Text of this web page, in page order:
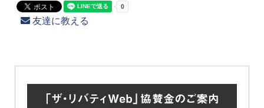
友達に教える